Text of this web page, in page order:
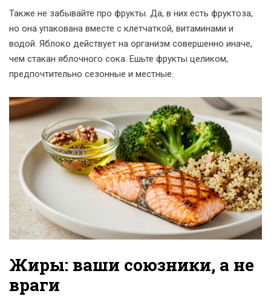
Также не забывайте про фрукты. Да, в них есть фруктоза,
но она упакована вместе с клетчаткой, витаминами и
водой. Яблоко действует на организм совершенно иначе,
чем стакан яблочного сока. Ешьте фрукты целиком,
предпочтительно сезонные и местные.
Жиры: ваши союзники, а не
враги